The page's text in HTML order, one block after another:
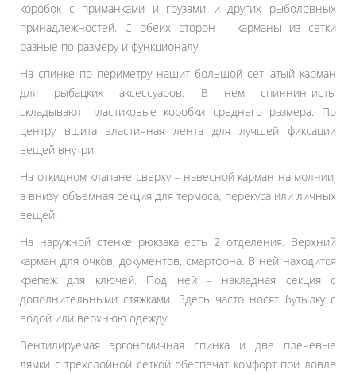
коробок с приманками и грузами и других рыболовных
принадлежностей. С обеих сторон – карманы из сетки
разные по размеру и функционалу.
На спинке по периметру нашит большой сетчатый карман
для рыбацких аксессуаров. В нем спиннингисты
складывают пластиковые коробки среднего размера. По
центру вшита эластичная лента для лучшей фиксации
вещей внутри.
На откидном клапане сверху – навесной карман на молнии,
а внизу объемная секция для термоса, перекуса или личных
вещей.
На наружной стенке рюкзака есть 2 отделения. Верхний
карман для очков, документов, смартфона. В ней находится
крепеж для ключей. Под ней – накладная секция с
дополнительными стяжками. Здесь часто носят бутылку с
водой или верхнюю одежду.
Вентилируемая эргономичная спинка и две плечевые
лямки с трехслойной сеткой обеспечат комфорт при ловле